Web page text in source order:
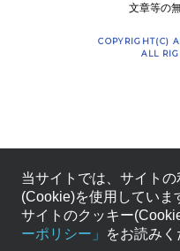
文章等の
COPYRIGHT(C)
ALL
当サイトでは、サイト
(Cookie)を使用していま
サイトのクッキー
ーポリシー」
をお読みく